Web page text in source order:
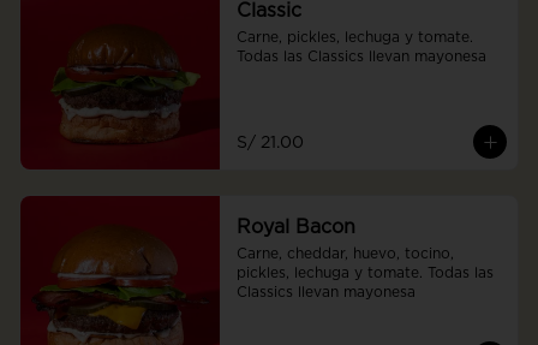
Classic
Carne, pickles, lechuga y tomate.
Todas las Classics llevan mayonesa
S/ 21.00
Royal Bacon
Carne, cheddar, huevo, tocino,
pickles, lechuga y tomate. Todas las
Classics llevan mayonesa